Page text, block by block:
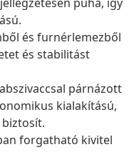
és furnérlemezből
és stabilitást
párnázott
kialakítású,
forgatható kivitel